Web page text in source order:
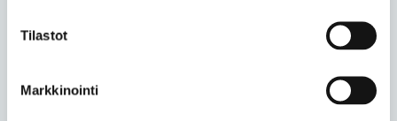
Tilastot
Markkinointi
Turvakodin tulisi auttaa myös